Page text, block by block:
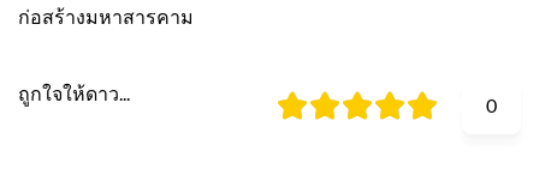
ก่อสร้างมหาสารคาม
ถูกใจให้ดาว...
0